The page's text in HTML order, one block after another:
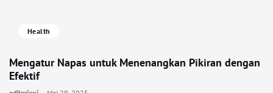
Health
Mengatur Napas untuk Menenangkan Pikiran dengan
Efektif